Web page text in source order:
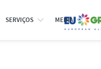
SERVIÇOS MEDIA